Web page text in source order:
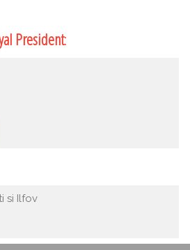
President:
si Ilfov